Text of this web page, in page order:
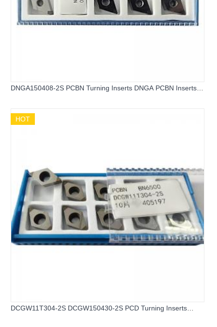
DNGA150408-2S PCBN Turning Inserts DNGA PCBN Inserts
HOT
DCGW11T304-2S DCGW150430-2S PCD Turning Inserts